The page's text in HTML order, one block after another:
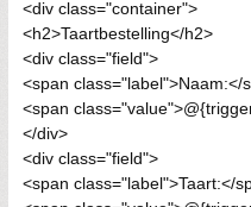
<div class="container">
<h2>Taartbestelling</h2>
<div class="field">
<span class="label">Naam:</
<span
</div>
<div class="field">
<span class="label">Taart:</